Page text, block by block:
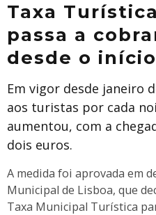
Taxa
passa a
desde o
Em vigor desde janeiro
aos turistas por cada
aumentou, com a
dois euros.
A medida foi aprovada em
Municipal de Lisboa, que
Taxa Municipal Turística